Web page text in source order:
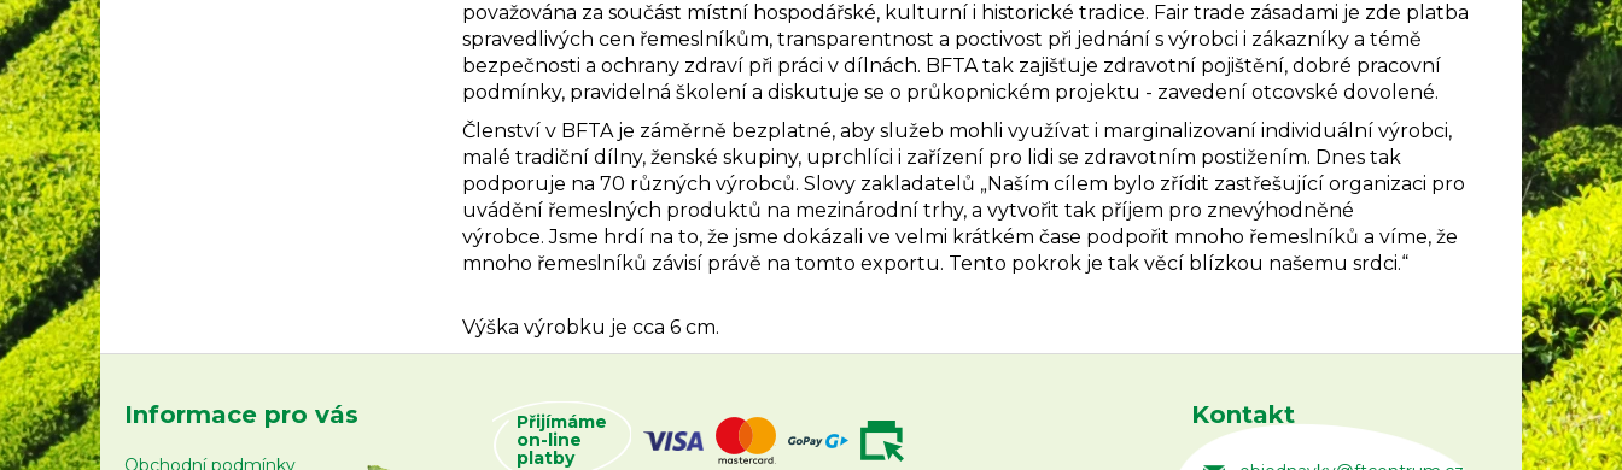
považována za součást místní hospodářské, kulturní i historické tradice. Fair trade zásadami je zde platba
spravedlivých cen řemeslníkům, transparentnost a poctivost při jednání s výrobci i zákazníky a témě
bezpečnosti a ochrany zdraví při práci v dílnách. BFTA tak zajišťuje zdravotní pojištění, dobré pracovní
podmínky, pravidelná školení a diskutuje se o průkopnickém projektu - zavedení otcovské dovolené.
Členství v BFTA je záměrně bezplatné, aby služeb mohli využívat i marginalizovaní individuální výrobci,
malé tradiční dílny, ženské skupiny, uprchlíci i zařízení pro lidi se zdravotním postižením. Dnes tak
podporuje na 70 různých výrobců. Slovy zakladatelů „Naším cílem bylo zřídit zastřešující organizaci pro
uvádění řemeslných produktů na mezinárodní trhy, a vytvořit tak příjem pro znevýhodněné
výrobce. Jsme hrdí na to, že jsme dokázali ve velmi krátkém čase podpořit mnoho řemeslníků a víme, že
mnoho řemeslníků závisí právě na tomto exportu. Tento pokrok je tak věcí blízkou našemu srdci.“
Výška výrobku je cca 6 cm.
Z
á
p
a
Informace pro vás
Obchodní podmínky
Přijímáme
on-line
platby
Kontakt